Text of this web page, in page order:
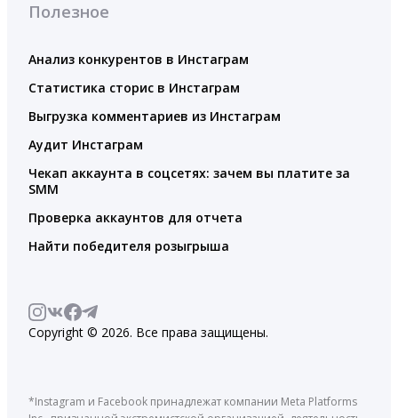
Полезное
Анализ конкурентов в Инстаграм
Статистика сторис в Инстаграм
Выгрузка комментариев из Инстаграм
Аудит Инстаграм
Чекап аккаунта в соцсетях: зачем вы платите за
SMM
Проверка аккаунтов для отчета
Найти победителя розыгрыша
Copyright © 2026. Все права защищены.
*Instagram и Facebook принадлежат компании Meta Platforms